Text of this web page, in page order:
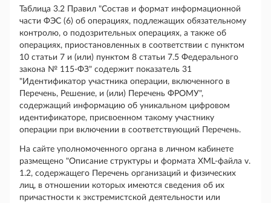
Таблица 3.2 Правил "Состав и формат информационной
части ФЭС (6) об операциях, подлежащих обязательному
контролю, о подозрительных операциях, а также об
операциях, приостановленных в соответствии с пунктом
10 статьи 7 и (или) пунктом 8 статьи 7.5 Федерального
закона № 115-ФЗ" содержит показатель 31
"Идентификатор участника операции, включенного в
Перечень, Решение, и (или) Перечень ФРОМУ",
содержащий информацию об уникальном цифровом
идентификаторе, присвоенном такому участнику
операции при включении в соответствующий Перечень.
На сайте уполномоченного органа в личном кабинете
размещено "Описание структуры и формата XML-файла v.
1.2, содержащего Перечень организаций и физических
лиц, в отношении которых имеются сведения об их
причастности к экстремистской деятельности или